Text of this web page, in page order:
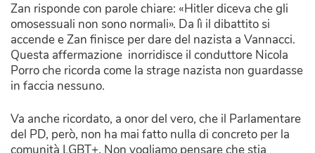
Zan risponde con parole chiare: «Hitler diceva che gli
omosessuali non sono normali». Da lì il dibattito si
accende e Zan finisce per dare del nazista a Vannacci.
Questa affermazione inorridisce il conduttore Nicola
Porro che ricorda come la strage nazista non guardasse
in faccia nessuno.
Va anche ricordato, a onor del vero, che il Parlamentare
del PD, però, non ha mai fatto nulla di concreto per la